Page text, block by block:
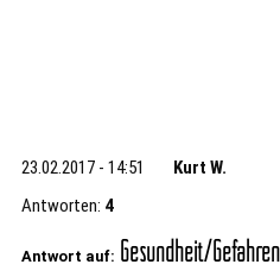
23.02.2017 - 14:51 Kurt W.
Antworten: 4
Antwort auf: Gesundheit/